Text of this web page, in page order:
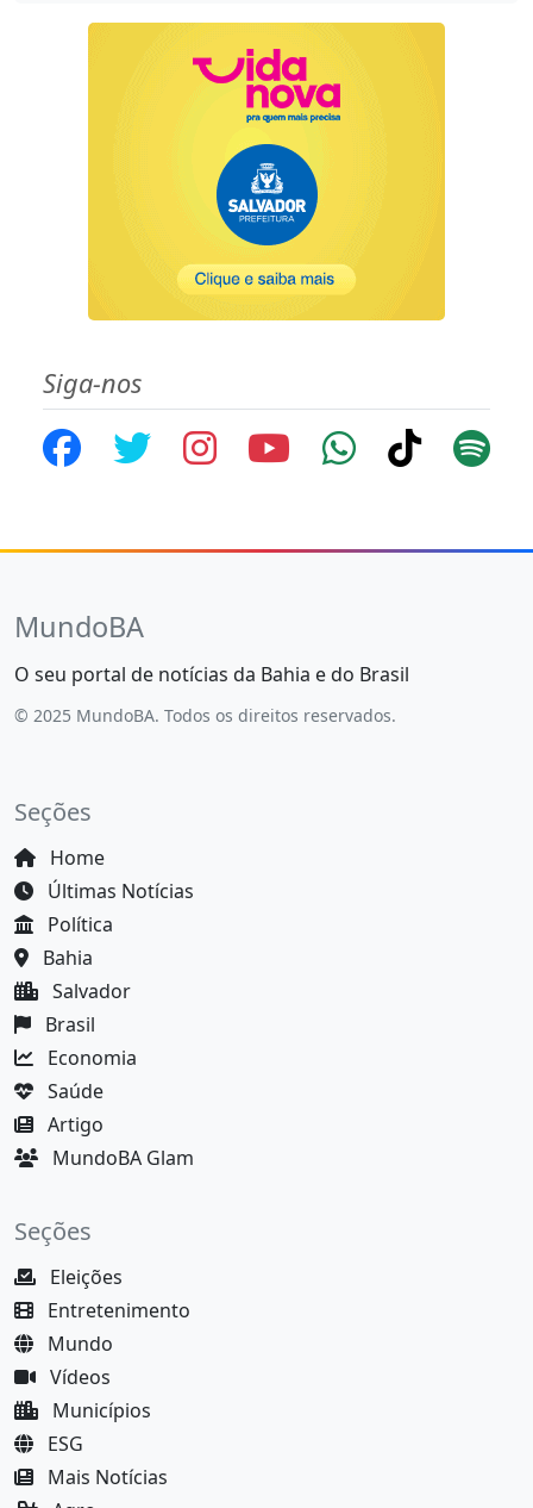
Siga-nos
MundoBA
O seu portal de notícias da Bahia e do Brasil
© 2025 MundoBA. Todos os direitos reservados.
Seções
Home
Últimas Notícias
Política
Bahia
Salvador
Brasil
Economia
Saúde
Artigo
MundoBA Glam
Seções
Eleições
Entretenimento
Mundo
Vídeos
Municípios
ESG
Mais Notícias